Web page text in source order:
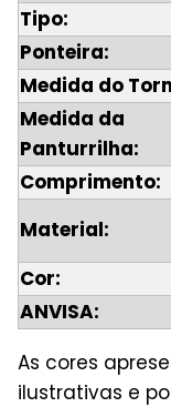
Tipo:
Ponteira:
Medida do
Medida da
Panturrilha:
Comprimento:
Material:
Cor:
ANVISA:
As cores
ilustrativas e